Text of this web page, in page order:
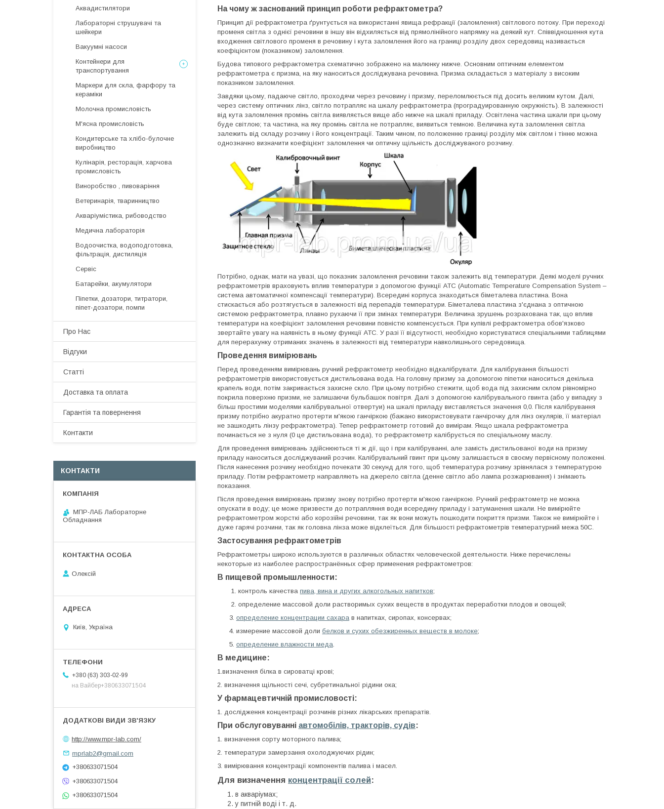
На чому ж заснований принцип роботи рефрактометра?
Принцип дії рефрактометра ґрунтується на використанні явища рефракції (заломлення) світлового потоку. При переході
променя світла з однієї речовини в іншу він відхиляється від прямолінійного напрямку на деякий кут. Співвідношення кута
входження світлового променя в речовину і кута заломлення його на границі розділу двох середовищ називається
коефіцієнтом (показником) заломлення.
Будова типового рефрактометра схематично зображено на малюнку нижче. Основним оптичним елементом
рефрактометра є призма, на яку наноситься досліджувана речовина. Призма складається з матеріалу з високим
показником заломлення.
Завдяки цьому, падаюче світло, проходячи через речовину і призму, переломлюється під досить великим кутом. Далі,
через систему оптичних лінз, світло потрапляє на шкалу рефрактометра (проградуированную окружність). В залежності
від кута заломлення промінь світла виявляється вище або нижче на шкалі приладу. Освітлена частина шкали при цьому
буде світлою; та частина, на яку промінь світла не потрапляє, виявиться темною. Величина кута заломлення світла
залежить від складу розчину і його концентрації. Таким чином, по положенню границі розділу між світлом і тінню можна
однозначно визначити коефіцієнт заломлення чи оптичну щільність досліджуваного розчину.
Потрібно, однак, мати на увазі, що показник заломлення речовини також залежить від температури. Деякі моделі ручних
рефрактометрів враховують вплив температури з допомогою функції ATC (Automatic Temperature Compensation System –
система автоматичної компенсації температури). Всередині корпуса знаходиться біметалева пластина. Вона
стискається або розтягується в залежності від перепадів температури. Біметалева пластина з'єднана з оптичною
системою рефрактометра, плавно рухаючи її при змінах температури. Величина зрушень розрахована так, що вплив
температури на коефіцієнт заломлення речовини повністю компенсується. При купівлі рефрактометра обов'язково
звертайте увагу на наявність в ньому функції АТС. У разі її відсутності, необхідно користуватися спеціальними таблицями
для перерахунку отриманих значень в залежності від температури навколишнього середовища.
Проведення вимірювань
Перед проведенням вимірювань ручний рефрактометр необхідно відкалібрувати. Для калібрування більшості
рефрактометрів використовується дистильована вода. На головну призму за допомогою піпетки наноситься декілька
крапель води, потім закривається захисне скло. При цьому потрібно стежити, щоб вода під захисним склом рівномірно
покрила поверхню призми, не залишаючи бульбашок повітря. Далі з допомогою калібрувального гвинта (або у випадку з
більш простими моделями калібрувальної отвертуи) на шкалі приладу виставляється значення 0,0. Після калібрування
призму потрібно акуратно протерти м'якою ганчіркою (бажано використовувати ганчірочку для лінз окулярів, її матеріал
не зашкодить лінзу рефрактометра). Тепер рефрактометр готовий до вимірам. Якщо шкала рефрактометра
починається не з нуля (0 це дистильована вода), то рефрактометр калібрується по спеціальному маслу.
Для проведення вимірювань здійснюються ті ж дії, що і при калібруванні, але замість дистильованої води на призму
приладу наноситься досліджуваний розчин. Калібрувальний гвинт при цьому залишається в своєму первісному положенні.
Після нанесення розчину необхідно почекати 30 секунд для того, щоб температура розчину зрівнялася з температурою
приладу. Потім рефрактометр направляють на джерело світла (денне світло або лампа розжарювання) і знімають
показання.
Після проведення вимірювань призму знову потрібно протерти м'якою ганчіркою. Ручний рефрактометр не можна
опускати в воду; це може призвести до потрапляння води всередину приладу і затуманення шкали. Не вимірюйте
рефрактометром жорсткі або корозійні речовини, так як вони можуть пошкодити покриття призми. Також не вимірюйте і
дуже гарячі розчини, так як головна лінза може відклеїться. Для більшості рефрактометрів температурний межа 50С.
Застосування рефрактометрів
Рефрактометры широко используются в различных областях человеческой деятельности. Ниже перечислены
некоторые из наиболее распространённых сфер применения рефрактометров:
В пищевой промышленности:
1. контроль качества пива, вина и других алкогольных напитков;
2. определение массовой доли растворимых сухих веществ в продуктах переработки плодов и овощей;
3. определение концентрации сахара в напитках, сиропах, консервах;
4. измерение массовой доли белков и сухих обезжиренных веществ в молоке;
5. определение влажности меда
В медицине:
1. визначення білка в сироватці крові;
2. визначення щільності сечі, субретинальної рідини ока;
У фармацевтичній промисловості:
1. дослідження концентрації розчинів різних лікарських препаратів.
При обслуговуванні автомобілів, тракторів, судів:
1.
визначення сорту моторного палива;
2. температури замерзання охолоджуючих рідин;
3. вимірювання концентрації компонентів палива і масел.
Для визначення концентрації солей:
в акваріумах;
у питній воді і т. д.
Аквадистилятори
Лабораторні струшувачі та
шейкери
Вакуумні насоси
Контейнери для
транспортування
Маркери для скла, фарфору та
кераміки
Молочна промисловість
М'ясна промисловість
Кондитерське та хлібо-булочне
виробництво
Кулінарія, ресторація, харчова
промисловість
Виноробство , пивоваріння
Ветеринарія, тваринництво
Акваріумістика, рибоводство
Медична лабораторія
Водоочистка, водоподготовка,
фільтрація, дистиляція
Сервіс
Батарейки, акумулятори
Піпетки, дозатори, титратори,
піпет-дозатори, помпи
Про Нас
Відгуки
Статті
Доставка та оплата
Гарантія та повернення
Контакти
КОНТАКТИ
МПР-ЛАБ Лабораторне
Обладнання
Олексій
Київ, Україна
+380 (63) 303-02-99
на Вайбер+380633071504
http://www.mpr-lab.com/
mprlab2@gmail.com
+380633071504
+380633071504
+380633071504